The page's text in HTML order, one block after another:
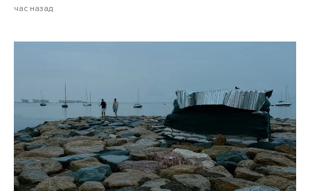
час назад